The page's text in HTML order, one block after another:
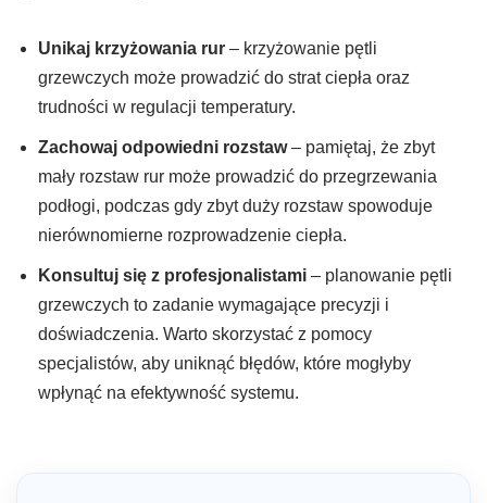
Unikaj krzyżowania rur – krzyżowanie pętli
grzewczych może prowadzić do strat ciepła oraz
trudności w regulacji temperatury.
Zachowaj odpowiedni rozstaw– pamiętaj, że zbyt
mały rozstaw rur może prowadzić do przegrzewania
podłogi, podczas gdy zbyt duży rozstaw spowoduje
nierównomierne rozprowadzenie ciepła.
Konsultuj się z profesjonalistami – planowanie pętli
grzewczych to zadanie wymagające precyzji i
doświadczenia. Warto skorzystać z pomocy
specjalistów, aby uniknąć błędów, które mogłyby
wpłynąć na efektywność systemu.